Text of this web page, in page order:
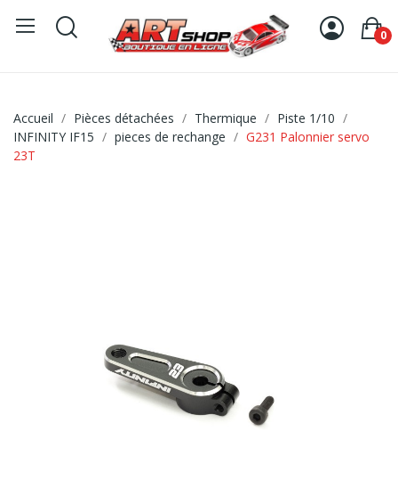
0
Accueil Pièces détachées Thermique
Piste 1/10
INFINITY IF15
pieces de rechange
G231 Palonnier servo
23T